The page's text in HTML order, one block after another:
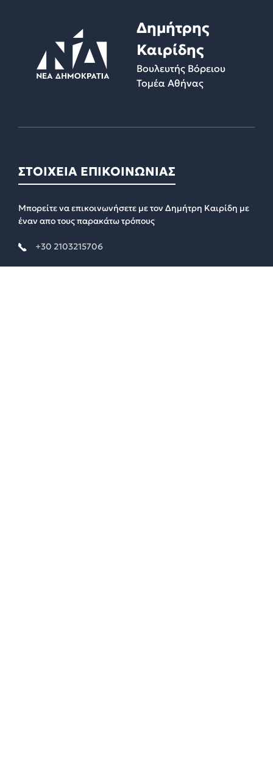
Δημήτρης
Καιρίδης
Βουλευτής Βόρειου
Τομέα Αθήνας
ΣΤΟΙΧΕΙΑ ΕΠΙΚΟΙΝΩΝΙΑΣ
Μπορείτε να επικοινωνήσετε με τον Δημήτρη Καιρίδη με
έναν απο τους παρακάτω τρόπους
+30 2103215706